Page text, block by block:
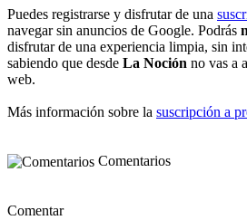
Puedes registrarse y disfrutar de una
navegar sin anuncios de Google. Podrás
disfrutar de una experiencia limpia, sin
sabiendo que desde La Noción no vas a
web.
Más información sobre la suscripción a
Comentarios
Comentar